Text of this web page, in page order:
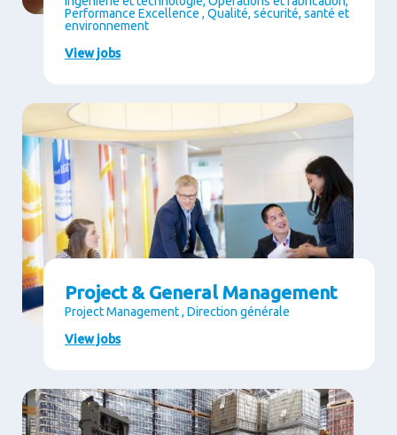
Performance Excellence , Qualité, sécurité, santé et
environnement
View jobs
Project & General Management
Project Management , Direction générale
View jobs